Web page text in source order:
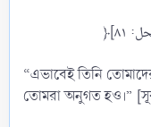
“এভাবেই তিনি
তোমরা অনুগত হও।”